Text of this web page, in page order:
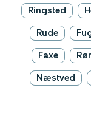
Ringsted
Rude
Faxe
Næstved